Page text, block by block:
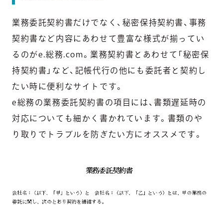
業務委託契約書だけでなく、秘密保持契約書、事務
契約書など内容にあわせて豊富な様式が揃ってい
るのがe.総務.com。業務契約書とあわせて「秘密保
持契約書」など、記帳代行の他にも委託者と契約し
たい時に便利なサイトです。
e総務の業務委託契約書の項目には、書類遅延時の
対応についても細かく書かれています。書類のや
り取りでトラブルを防ぎたい方にオススメです。